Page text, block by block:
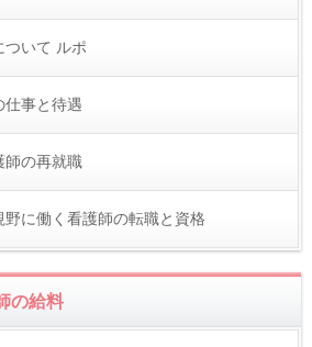
ついて ルポ
仕事と待遇
師の再就職
に働く看護師の転職と資格
の給料